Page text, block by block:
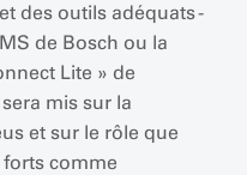
des outils adéquats -
de Bosch ou la
Lite » de
mis sur la
et sur le rôle que
comme